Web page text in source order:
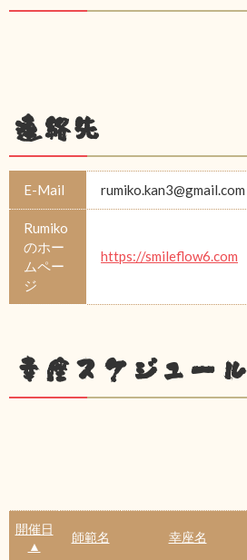
連絡先
E-Mail rumiko.kan3@gmail.com
Rumiko
のホー
ムペー
ジ
https://smileflow6.com
幸座スケジュール
開催日
▲
師範名 幸座名